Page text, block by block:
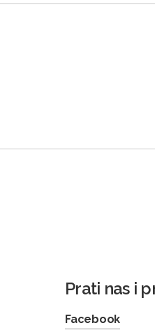
Prati nas i
Facebook